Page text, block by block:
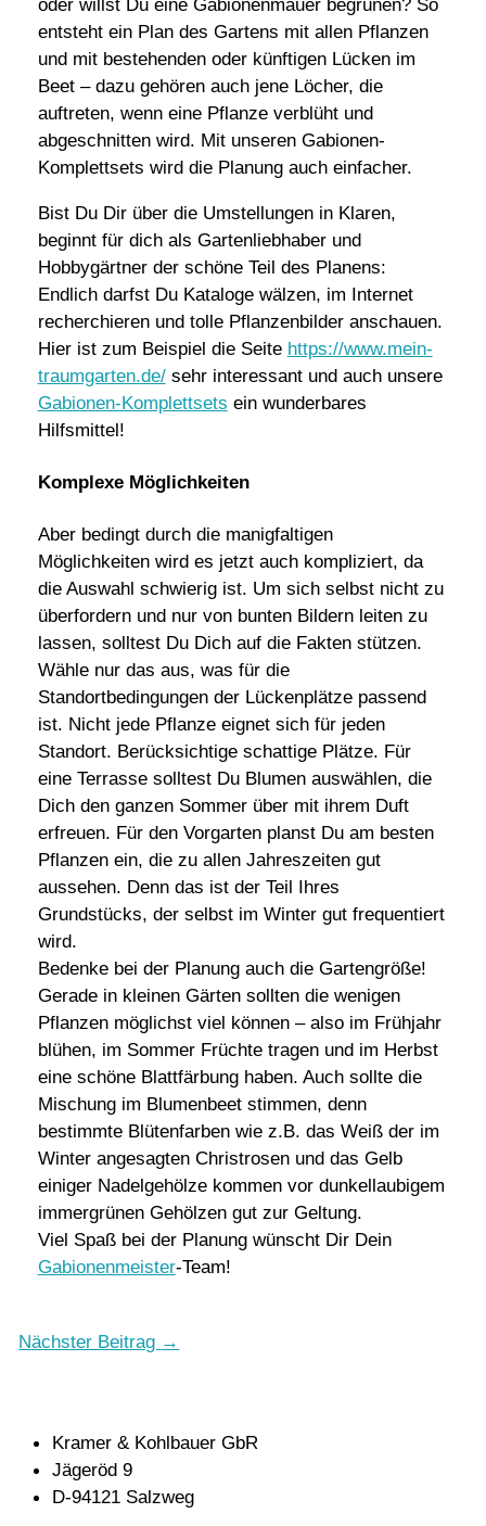
entsteht ein Plan des Gartens mit allen Pflanzen
und mit bestehenden oder künftigen Lücken im
Beet – dazu gehören auch jene Löcher, die
auftreten, wenn eine Pflanze verblüht und
abgeschnitten wird. Mit unseren Gabionen-
Komplettsets wird die Planung auch einfacher.
Bist Du Dir über die Umstellungen in Klaren,
beginnt für dich als Gartenliebhaber und
Hobbygärtner der schöne Teil des Planens:
Endlich darfst Du Kataloge wälzen, im Internet
recherchieren und tolle Pflanzenbilder anschauen.
Hier ist zum Beispiel die Seite https://www.mein-
traumgarten.de/sehr interessant und auch unsere
Gabionen-Komplettsets ein wunderbares
Hilfsmittel!
Komplexe Möglichkeiten
Aber bedingt durch die manigfaltigen
Möglichkeiten wird es jetzt auch kompliziert, da
die Auswahl schwierig ist. Um sich selbst nicht zu
überfordern und nur von bunten Bildern leiten zu
lassen, solltest Du Dich auf die Fakten stützen.
Wähle nur das aus, was für die
Standortbedingungen der Lückenplätze passend
ist. Nicht jede Pflanze eignet sich für jeden
Standort. Berücksichtige schattige Plätze. Für
eine Terrasse solltest Du Blumen auswählen, die
Dich den ganzen Sommer über mit ihrem Duft
erfreuen. Für den Vorgarten planst Du am besten
Pflanzen ein, die zu allen Jahreszeiten gut
aussehen. Denn das ist der Teil Ihres
Grundstücks, der selbst im Winter gut frequentiert
wird.
Bedenke bei der Planung auch die Gartengröße!
Gerade in kleinen Gärten sollten die wenigen
Pflanzen möglichst viel können – also im Frühjahr
blühen, im Sommer Früchte tragen und im Herbst
eine schöne Blattfärbung haben. Auch sollte die
Mischung im Blumenbeet stimmen, denn
bestimmte Blütenfarben wie z.B. das Weiß der im
Winter angesagten Christrosen und das Gelb
einiger Nadelgehölze kommen vor dunkellaubigem
immergrünen Gehölzen gut zur Geltung.
Viel Spaß bei der Planung wünscht Dir Dein
Gabionenmeister-Team!
Nächster Beitrag →
Kramer & Kohlbauer GbR
Jägeröd 9
D-94121 Salzweg